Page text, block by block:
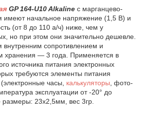
GP 164-U10 Alkaline с марганцево-
имеют начальное напряжение (1,5 В) и
(от 8 до 110 а/ч) ниже, чем у
но при этом они значительно дешевле.
внутренним сопротивлением и
хранения ― 3 года. Применяется в
источника питания электронных
требуются элементы питания
часы, калькуляторы , фото-
эксплуатации от -20° до
23х2,5мм, вес 3гр.